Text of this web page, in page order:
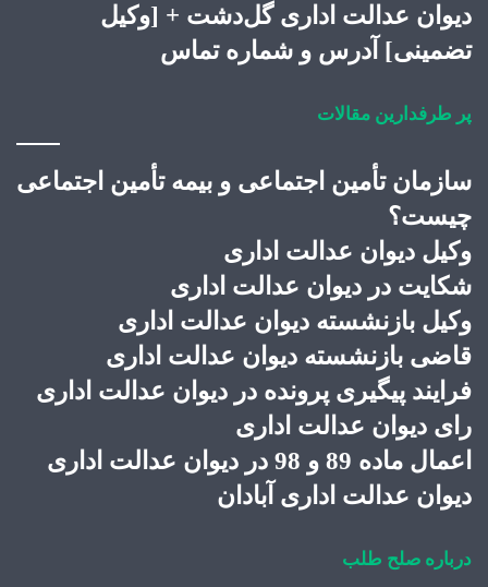
دیوان عدالت اداری گل‌دشت + [وکیل
تضمینی] آدرس و شماره تماس
پر طرفدارین مقالات
سازمان تأمین اجتماعی و بیمه تأمین اجتماعی
چیست؟
وکیل دیوان عدالت اداری
شکایت در دیوان عدالت اداری
وکیل بازنشسته دیوان عدالت اداری
قاضی بازنشسته دیوان عدالت اداری
فرایند پیگیری پرونده در دیوان عدالت اداری
رای دیوان عدالت اداری
اعمال ماده 89 و 98 در دیوان عدالت اداری
دیوان عدالت اداری آبادان
درباره صلح طلب